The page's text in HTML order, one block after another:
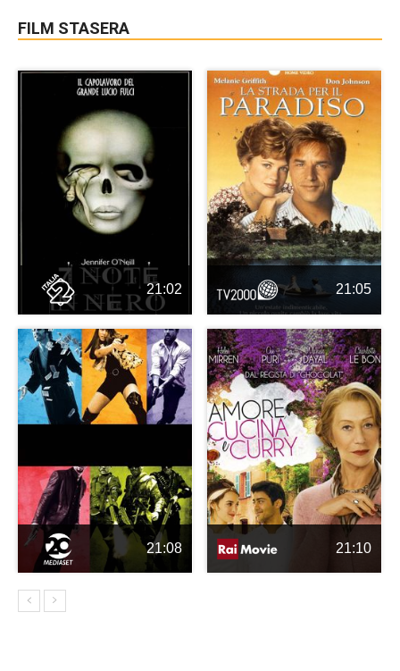
FILM STASERA
21:02 21:05
21:08 21:10